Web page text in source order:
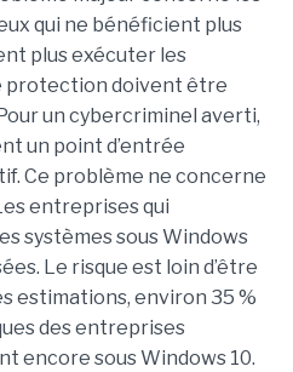
qui ne bénéficient plus
plus exécuter les
protection doivent être
un cybercriminel averti,
un point d’entrée
Ce problème ne concerne
entreprises qui
systèmes sous Windows
Le risque est loin d’être
estimations, environ 35 %
des entreprises
encore sous Windows 10.